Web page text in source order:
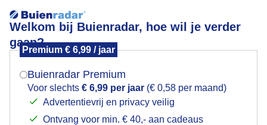
Welkom bij Buienradar, hoe wil je verder
gaan?
Premium € 6,99 / jaar
Buienradar Premium
Voor slechts € 6,99 per jaar (€ 0,58 per maand)
Advertentievrij en privacy veilig
Ontvang voor min. € 40,- aan cadeaus
Zomer in Zeeland!
Mogen we je locatie gebruiken voor het
Indien je hier nog geen akkoord op hebt gegeven,